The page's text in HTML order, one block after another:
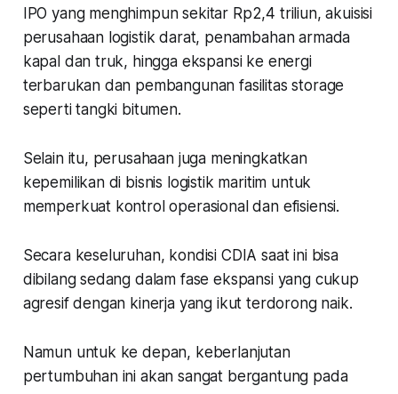
IPO yang menghimpun sekitar Rp2,4 triliun, akuisisi
perusahaan logistik darat, penambahan armada
kapal dan truk, hingga ekspansi ke energi
terbarukan dan pembangunan fasilitas storage
seperti tangki bitumen.
Selain itu, perusahaan juga meningkatkan
kepemilikan di bisnis logistik maritim untuk
memperkuat kontrol operasional dan efisiensi.
Secara keseluruhan, kondisi CDIA saat ini bisa
dibilang sedang dalam fase ekspansi yang cukup
agresif dengan kinerja yang ikut terdorong naik.
Namun untuk ke depan, keberlanjutan
pertumbuhan ini akan sangat bergantung pada